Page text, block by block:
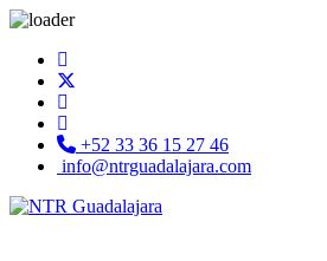
+52 33 36 15 27 46
info@ntrguadalajara.com